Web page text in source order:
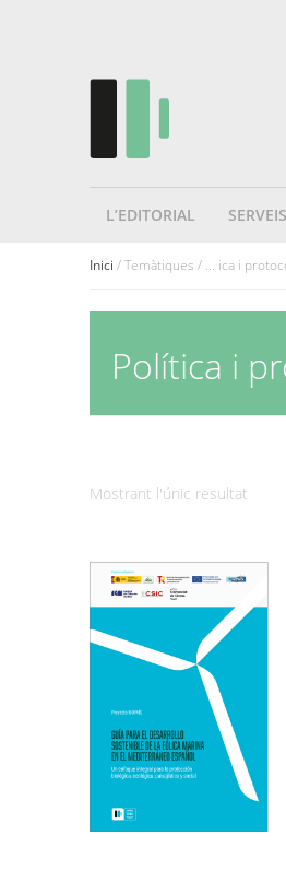
L’EDITORIAL SERVEIS
Inici / Temàtiques / ... ica i
Política i
Mostrant l'únic resultat